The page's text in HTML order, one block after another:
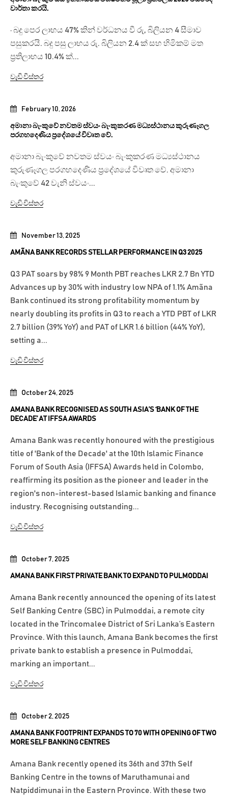
October 2, 2025
AMANA BANK FOOTPRINT EXPANDS TO 70 WITH OPENING OF TWO
MORE SELF BANKING CENTRES
Amana Bank recently opened its 36th and 37th Self
Banking Centre in the towns of Maruthamunai and
Natpiddimunai in the Eastern Province. With these two
October 7, 2025
AMANA BANK FIRST PRIVATE BANK TO EXPAND TO PULMODDAI
Amana Bank recently announced the opening of its latest
Self Banking Centre (SBC) in Pulmoddai, a remote city
located in the Trincomalee District of Sri Lanka’s Eastern
Province. With this launch, Amana Bank becomes the first
private bank to establish a presence in Pulmoddai,
marking an important...
වැඩි විස්තර
October 24, 2025
AMANA BANK RECOGNISED AS SOUTH ASIA’S ‘BANK OF THE
DECADE’ AT IFFSA AWARDS
Amana Bank was recently honoured with the prestigious
title of 'Bank of the Decade' at the 10th Islamic Finance
Forum of South Asia (IFFSA) Awards held in Colombo,
reaffirming its position as the pioneer and leader in the
region's non-interest-based Islamic banking and finance
industry. Recognising outstanding...
වැඩි විස්තර
November 13, 2025
AMÃNA BANK RECORDS STELLAR PERFORMANCE IN Q3 2025
Q3 PAT soars by 98% 9 Month PBT reaches LKR 2.7 Bn YTD
Advances up by 30% with industry low NPA of 1.1% Amãna
Bank continued its strong profitability momentum by
nearly doubling its profits in Q3 to reach a YTD PBT of LKR
2.7 billion (39% YoY) and PAT of LKR 1.6 billion (44% YoY),
setting a...
වැඩි විස්තර
February 10, 2026
අමානා බැංකුවේ නවතම ස්වයං බැංකුකරණ මධ්‍යස්ථානය කුරුණෑගල
පරගහදෙණිය ප්‍රදේශයේ විවෘත වේ.
අමානා බැංකුවේ නවතම ස්වයං බැංකුකරණ මධ්‍යස්ථානය
කුරුණෑගල පරගහදෙණිය ප්‍රදේශයේ විවෘත වේ. අමානා
බැංකුවේ 42 වැනි ස්වයං...
වැඩි විස්තර
වාර්තා කරයි.
· බදු පෙර ලාභය 47% කින් වර්ධනය වී රු, බිලියන 4 සීමාව
පසුකරයි. බදු පසු ලාභය රු. බිලියන 2.4 ක් සහ හිමිකම් මත
ප්‍රතිලාභය 10.4% ක්...
වැඩි විස්තර